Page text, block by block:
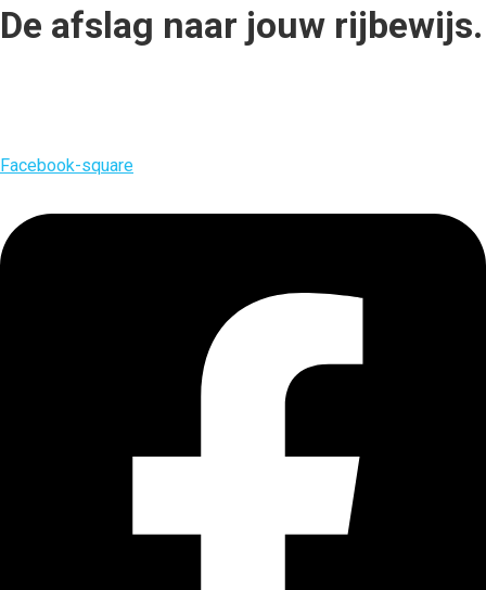
De afslag naar jouw rijbewijs.
Facebook-square